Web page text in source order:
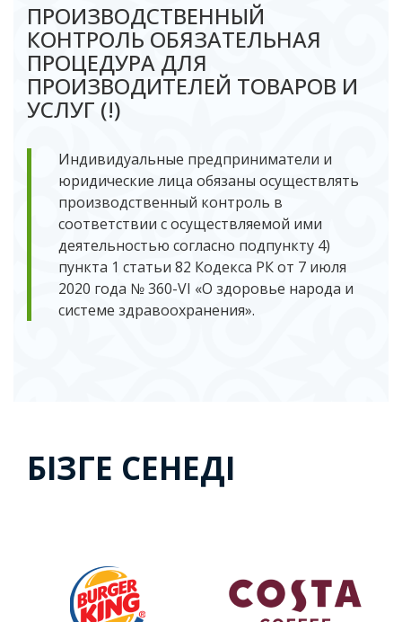
ПРОИЗВОДСТВЕННЫЙ
КОНТРОЛЬ ОБЯЗАТЕЛЬНАЯ
ПРОЦЕДУРА ДЛЯ
ПРОИЗВОДИТЕЛЕЙ ТОВАРОВ И
УСЛУГ (!)
Индивидуальные предприниматели и
юридические лица обязаны осуществлять
производственный контроль в
соответствии с осуществляемой ими
деятельностью согласно подпункту 4)
пункта 1 статьи 82 Кодекса РК от 7 июля
2020 года № 360-VI «О здоровье народа и
системе здравоохранения».
БІЗГЕ СЕНЕДІ